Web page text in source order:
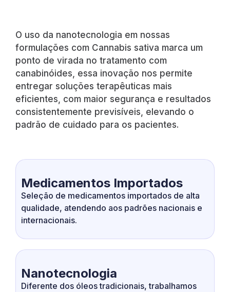
O uso da nanotecnologia em nossas
formulações com Cannabis sativa marca um
ponto de virada no tratamento com
canabinóides, essa inovação nos permite
entregar soluções terapêuticas mais
eficientes, com maior segurança e resultados
consistentemente previsíveis, elevando o
padrão de cuidado para os pacientes.
Medicamentos Importados
Seleção de medicamentos importados de alta
qualidade, atendendo aos padrões nacionais e
internacionais.
Nanotecnologia
Diferente dos óleos tradicionais, trabalhamos